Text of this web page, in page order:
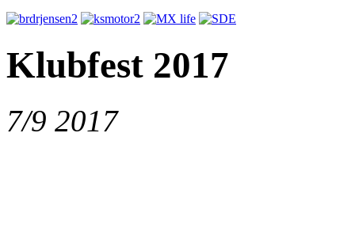
Klubfest 2017
7/9 2017